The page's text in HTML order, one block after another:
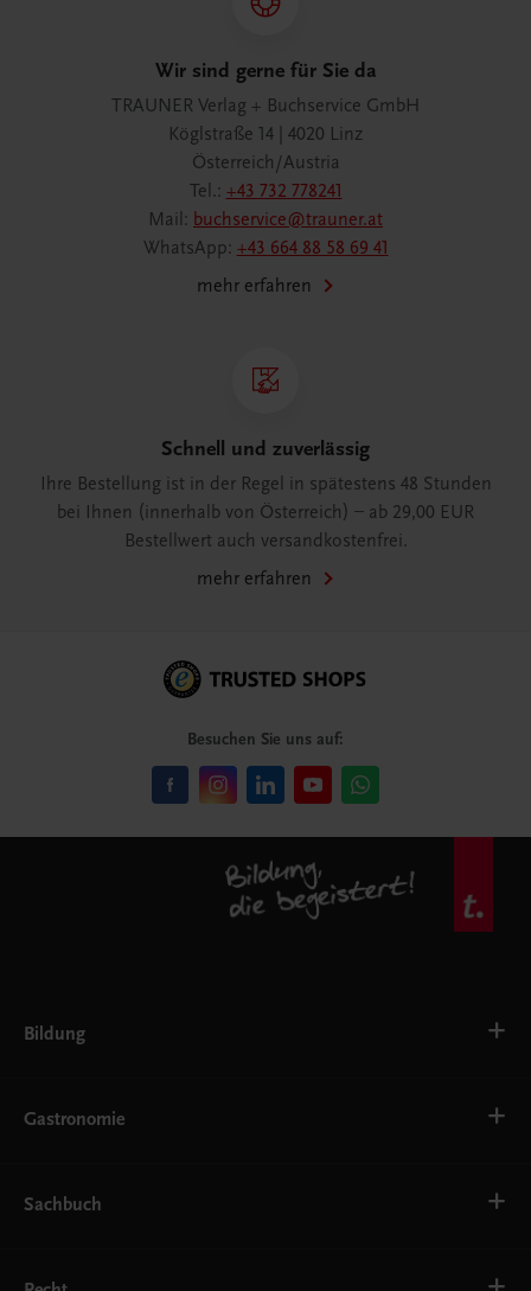
Wir sind gerne für Sie da
TRAUNER Verlag + Buchservice GmbH
Köglstraße 14 | 4020 Linz
Österreich/Austria
Tel.: +43 732 778241
Mail: buchservice@trauner.at
WhatsApp: +43 664 88 58 69 41
mehr erfahren
Schnell und zuverlässig
Ihre Bestellung ist in der Regel in spätestens 48 Stunden
bei Ihnen (innerhalb von Österreich) – ab 29,00 EUR
Bestellwert auch versandkostenfrei.
mehr erfahren
Besuchen Sie uns auf:
Bildung
AHS
EWF/ZWF
FW
Gastronomie
Getränke
Service
Sachbuch